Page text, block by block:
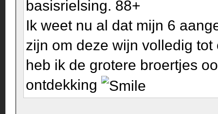
basisrielsing. 88+
Ik weet nu al dat mijn 6
zijn om deze wijn volledig
heb ik de grotere broertjes
ontdekking